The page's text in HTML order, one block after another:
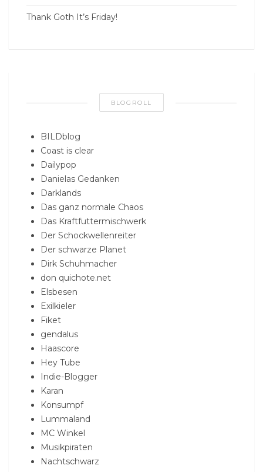
Thank Goth It’s Friday!
BLOGROLL
BILDblog
Coast is clear
Dailypop
Danielas Gedanken
Darklands
Das ganz normale Chaos
Das Kraftfuttermischwerk
Der Schockwellenreiter
Der schwarze Planet
Dirk Schuhmacher
don quichote.net
Elsbesen
Exilkieler
Fiket
gendalus
Haascore
Hey Tube
Indie-Blogger
Karan
Konsumpf
Lummaland
MC Winkel
Musikpiraten
Nachtschwarz